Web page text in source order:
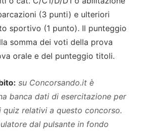
(3 punti) e ulteriori
sportivo (1 punto). Il punteggio
somma dei voti della prova
orale e del punteggio titoli.
su Concorsando.it è
banca dati di esercitazione per
quiz relativi a questo concorso.
dal pulsante in fondo